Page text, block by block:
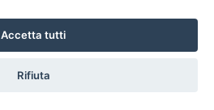
Accetta tutti
Rifiuta